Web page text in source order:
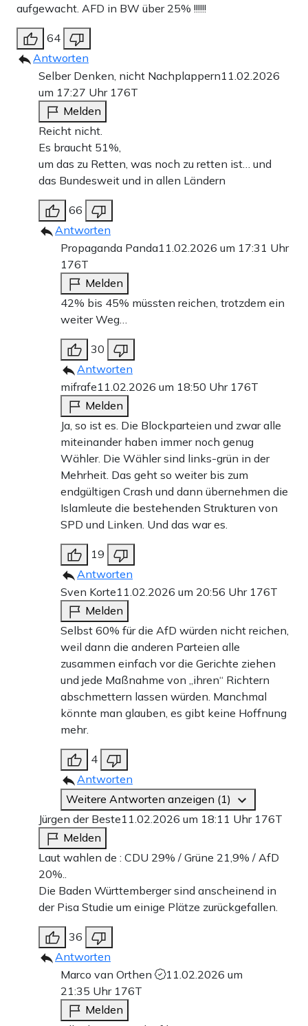
aufgewacht. AFD in BW über 25% !!!!!!
64
Antworten
Selber Denken, nicht Nachplappern11.02.2026
um 17:27 Uhr 176T
Melden
Reicht nicht.
Es braucht 51%,
um das zu Retten, was noch zu retten ist… und
das Bundesweit und in allen Ländern
66
Antworten
Propaganda Panda11.02.2026 um 17:31 Uhr
176T
Melden
42% bis 45% müssten reichen, trotzdem ein
weiter Weg…
30
Antworten
mifrafe11.02.2026 um 18:50 Uhr 176T
Melden
Ja, so ist es. Die Blockparteien und zwar alle
miteinander haben immer noch genug
Wähler. Die Wähler sind links-grün in der
Mehrheit. Das geht so weiter bis zum
endgültigen Crash und dann übernehmen die
Islamleute die bestehenden Strukturen von
SPD und Linken. Und das war es.
19
Antworten
Sven Korte11.02.2026 um 20:56 Uhr 176T
Melden
Selbst 60% für die AfD würden nicht reichen,
weil dann die anderen Parteien alle
zusammen einfach vor die Gerichte ziehen
und jede Maßnahme von „ihren“ Richtern
abschmettern lassen würden. Manchmal
könnte man glauben, es gibt keine Hoffnung
mehr.
4
Antworten
Weitere Antworten anzeigen (1)
Jürgen der Beste11.02.2026 um 18:11 Uhr 176T
Melden
Laut wahlen de : CDU 29% / Grüne 21,9% / AfD
20%..
Die Baden Württemberger sind anscheinend in
der Pisa Studie um einige Plätze zurückgefallen.
36
Antworten
Marco van Orthen
11.02.2026 um
21:35 Uhr 176T
Melden